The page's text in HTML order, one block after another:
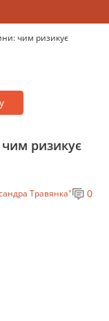
чим ризикує
чим ризикує
Травянка"
0